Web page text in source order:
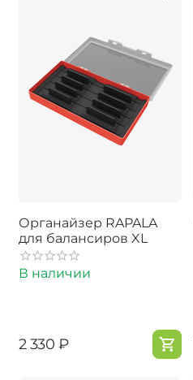
Органайзер RAPALA
для балансиров XL
В наличии
‍2 330‍ ₽